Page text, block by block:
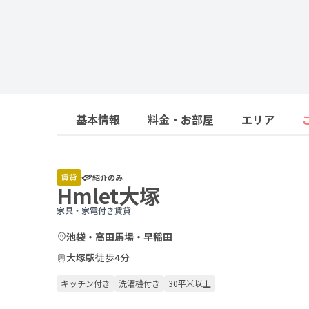
基本情報 料金・お部屋 エリア
賃貸 紹介のみ
Hmlet大塚
家具・家電付き賃貸
池袋・高田馬場・早稲田
大塚駅徒歩4分
キッチン付き 洗濯機付き 30平米以上